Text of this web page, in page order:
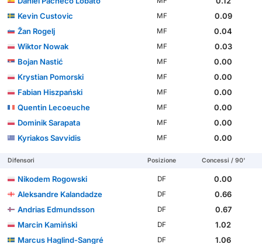
Kevin Custovic
MF
0.09
Žan Rogelj
MF
0.04
Wiktor Nowak
MF
0.03
Bojan Nastić
MF
0.00
Krystian Pomorski
MF
0.00
Fabian Hiszpański
MF
0.00
Quentin Lecoeuche
MF
0.00
Dominik Sarapata
MF
0.00
Kyriakos Savvidis
MF 0.00
Difensori Posizione Concessi / 90'
Nikodem Rogowski DF
0.00
Aleksandre Kalandadze
DF
0.66
Andrias Edmundsson
DF
0.67
Marcin Kamiński
DF
1.02
Marcus Haglind-Sangré
DF
1.06